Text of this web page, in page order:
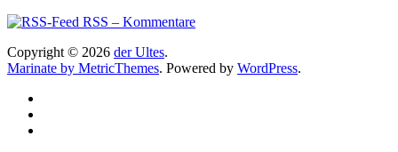
RSS – Kommentare
Copyright © 2026 der Ultes.
Marinate by MetricThemes. Powered by WordPress.